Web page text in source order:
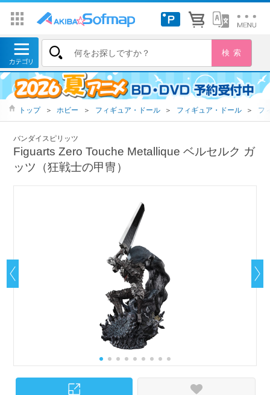
トップ ＞ ホビー ＞ フィギュア・ドール ＞ フィギュア・ドール ＞ フ
バンダイスピリッツ
Figuarts Zero Touche Metallique ベルセルク ガ
ッツ（狂戦士の甲冑）